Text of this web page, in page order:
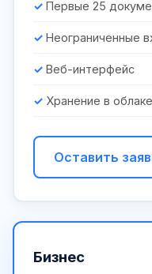
Первые 25
Неограниченные
Веб-интерфейс
Хранение в облаке
Оставить
Бизнес